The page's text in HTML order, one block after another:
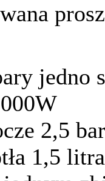
jedno
2,5
1,5 litra